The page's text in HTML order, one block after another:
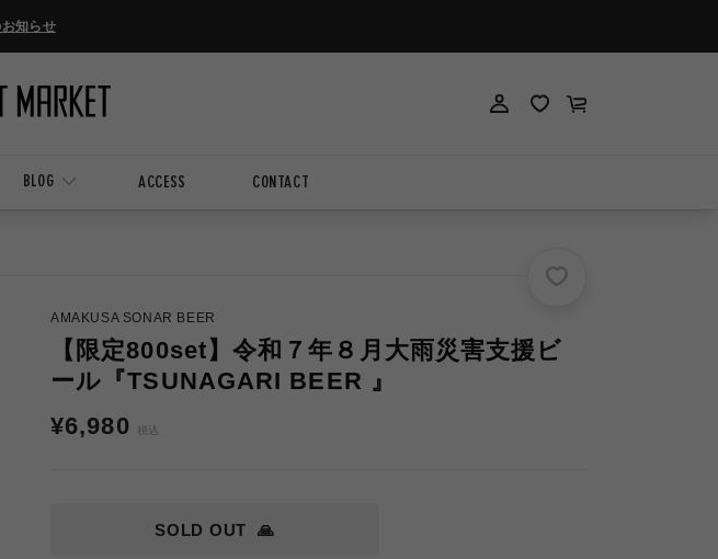
知らせ
ロ
ロ
カ
BLOG ACCESS CONTACT
AMAKUSA SONAR BEER
【限定800set】令和７年８月大雨災害支援ビ
ール『TSUNAGARI BEER 』
通
¥6,980 税込
🙏
SOLD OUT